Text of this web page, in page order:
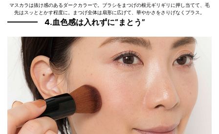
マスカラは抜け感のあるダークカラーで。ブラシをまつげの根元ギリギリに押し当てて、毛
先はスッととかす程度に。まつげ全体は扇形に広げて、華やかさをさりげなくプラス。
4.血色感は入れずに“まとう”